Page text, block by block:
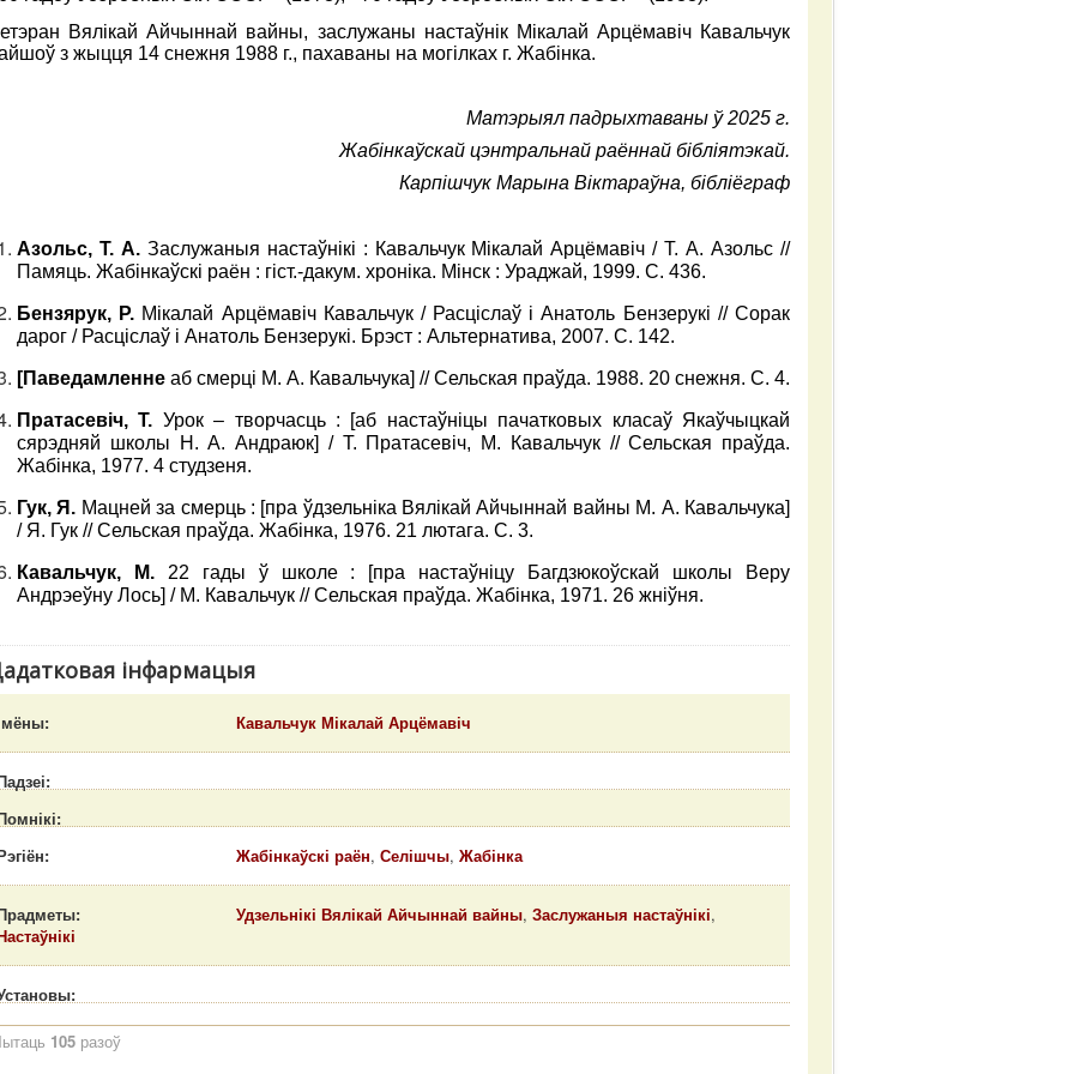
Вялікай Айчыннай вайны, заслужаны настаўнік Мікалай Арцёмавіч Кавальчук
з жыцця 14 снежня 1988 г., пахаваны на могілках г. Жабінка.
Матэрыял падрыхтаваны ў 2025 г.
Жабінкаўскай цэнтральнай раённай бібліятэкай.
Карпішчук Марына Віктараўна, бібліёграф
Азольс, Т. А.Заслужаныя настаўнікі : Кавальчук Мікалай Арцёмавіч / Т. А. Азольс //
Памяць. Жабінкаўскі раён : гіст.-дакум. хроніка. Мінск : Ураджай, 1999. С. 436.
Бензярук, Р. Мікалай Арцёмавіч Кавальчук / Расціслаў і Анатоль Бензерукі // Сорак
дарог / Расціслаў і Анатоль Бензерукі. Брэст : Альтернатива, 2007. С. 142.
[Паведамленне аб смерці М. А. Кавальчука] // Сельская праўда. 1988. 20 снежня. С. 4.
Пратасевіч, Т. Урок – творчасць : [аб настаўніцы пачатковых класаў Якаўчыцкай
сярэдняй школы Н. А. Андраюк] / Т. Пратасевіч, М. Кавальчук // Сельская праўда.
Жабінка, 1977. 4 студзеня.
Гук, Я. Мацней за смерць : [пра ўдзельніка Вялікай Айчыннай вайны М. А. Кавальчука]
/ Я. Гук // Сельская праўда. Жабінка, 1976. 21 лютага. С. 3.
Кавальчук, М.22 гады ў школе : [пра настаўніцу Багдзюкоўскай школы Веру
Андрэеўну Лось] / М. Кавальчук // Сельская праўда. Жабінка, 1971. 26 жніўня.
інфармацыя
Кавальчук Мікалай Арцёмавіч
Жабінкаўскі раён,Селішчы,Жабінка
Удзельнікі Вялікай Айчыннай вайны,Заслужаныя настаўнікі,
105 разоў